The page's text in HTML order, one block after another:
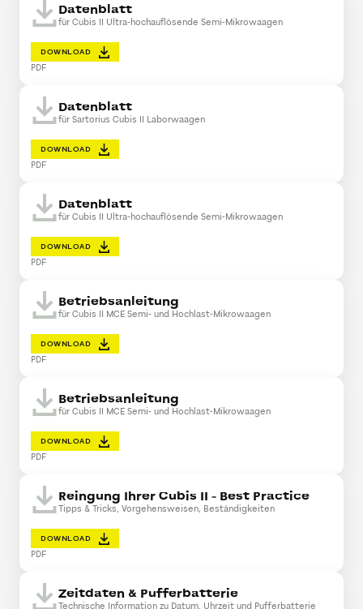
Datenblatt
für Cubis II Ultra-hochauflösende Semi-Mikrowaagen
DOWNLOAD
PDF
Datenblatt
für Sartorius Cubis II Laborwaagen
DOWNLOAD
PDF
Datenblatt
für Cubis II Ultra-hochauflösende Semi-Mikrowaagen
DOWNLOAD
PDF
Betriebsanleitung
für Cubis II MCE Semi- und Hochlast-Mikrowaagen
DOWNLOAD
PDF
Betriebsanleitung
für Cubis II MCE Semi- und Hochlast-Mikrowaagen
DOWNLOAD
PDF
Reingung Ihrer Cubis II - Best Practice
Tipps & Tricks, Vorgehensweisen, Beständigkeiten
DOWNLOAD
PDF
Zeitdaten & Pufferbatterie
Technische Information zu Datum, Uhrzeit und Pufferbatterie